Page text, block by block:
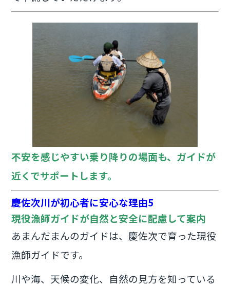
不安を感じやすい乗り降りの場面も、ガイドが
近くでサポートします。
慶佐次川が初心者に安心な理由5
現役漁師ガイドが自然と安全に配慮して案内
あまんだまんのガイドは、慶佐次で育った現役
漁師ガイドです。
川や海、天候の変化、自然の見方を知っている